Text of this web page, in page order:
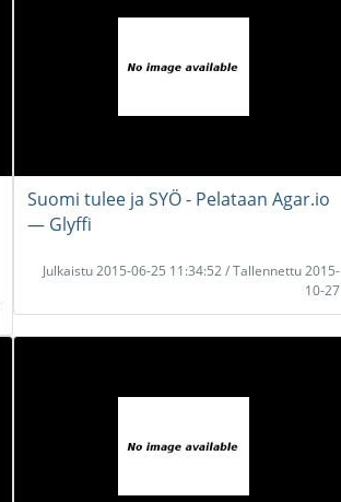
Suomi tulee ja SYÖ - Pelataan Agar.io
― Glyffi
Julkaistu 2015-06-25 11:34:52 / Tallennettu 2015-
10-27